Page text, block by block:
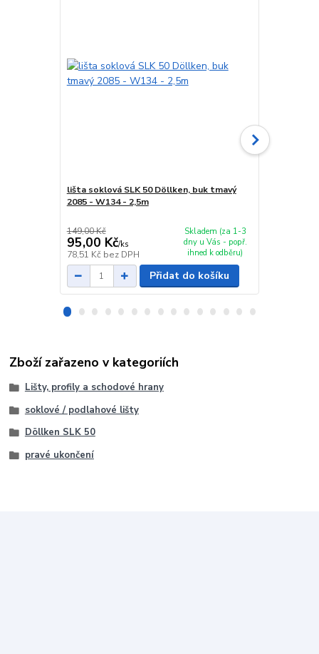
lišta soklová SLK 50 Döllken, buk tmavý
2085 - W134 - 2,5m
149,00 Kč
95,00 Kč/ks
78,51 Kč bez DPH
Skladem (za 1-3
dny u Vás - popř.
ihned k odběru)
Přidat do košíku
Zboží zařazeno v kategoriích
Lišty, profily a schodové hrany
soklové / podlahové lišty
Döllken SLK 50
pravé ukončení